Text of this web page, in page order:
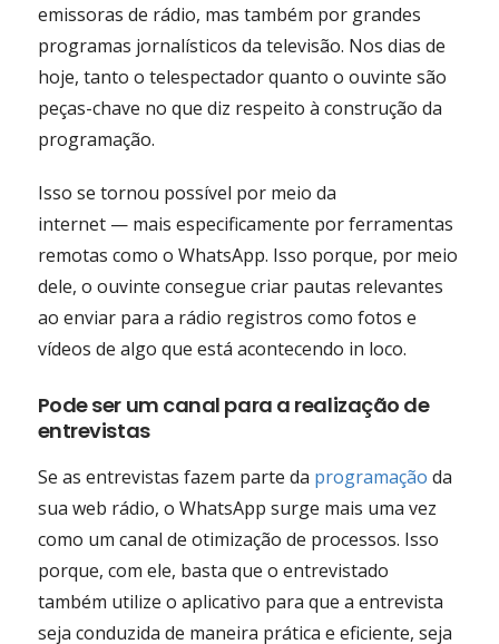
emissoras de rádio, mas também por grandes
programas jornalísticos da televisão. Nos dias de
hoje, tanto o telespectador quanto o ouvinte são
peças-chave no que diz respeito à construção da
programação.
Isso se tornou possível por meio da
internet — mais especificamente por ferramentas
remotas como o WhatsApp. Isso porque, por meio
dele, o ouvinte consegue criar pautas relevantes
ao enviar para a rádio registros como fotos e
vídeos de algo que está acontecendo in loco.
Pode ser um canal para a realização de
entrevistas
Se as entrevistas fazem parte da programação da
sua web rádio, o WhatsApp surge mais uma vez
como um canal de otimização de processos. Isso
porque, com ele, basta que o entrevistado
também utilize o aplicativo para que a entrevista
seja conduzida de maneira prática e eficiente, seja